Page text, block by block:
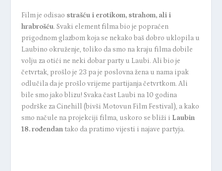
Film je odisao strašću i erotikom, strahom, ali i
hrabrošću. Svaki element filma bio je popraćen
prigodnom glazbom koja se nekako baš dobro uklopila u
Laubino okruženje, toliko da smo na kraju filma dobile
volju za otići ne neki dobar party u Laubi. Ali bio je
četvrtak, prošlo je 23 pa je poslovna žena u nama ipak
odlučila da je prošlo vrijeme partijanja četvrtkom. Ali
bile smo jako blizu! Svaka čast Laubi na 10 godina
podrške za Cinehill (bivši Motovun Film Festival), a kako
smo načule na projekciji filma, uskoro se bliži i Laubin
18. rođendantako da pratimo vijesti i najave partyja.